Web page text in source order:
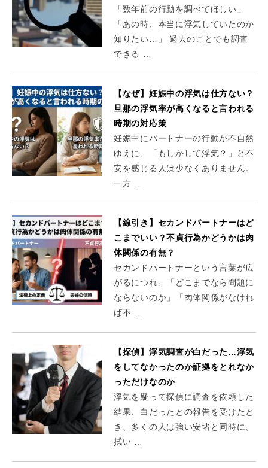
「数年前の行動を調べてほしい」
「あの時、本当に浮気していたのか
知りたい…」 過去のことでも調査
できる …
【なぜ】妊娠中の浮気は仕方ない？
旦那の浮気率が高くなると言われる
時期の対応策
妊娠中にパートナーの行動が不自然
ゆえに、「もしかして浮気？」と不
安を感じる人は少なくありません。
一方 …
【線引き】セカンドパートナーはど
こまでいい？不貞行為かどうかは肉
体関係の有無？
セカンドパートナーという言葉が広
がるにつれ、「どこまでなら問題に
ならないのか」「肉体関係がなけれ
ば不 …
【探偵】浮気調査が白だった…浮気
をしてなかったのか証拠をとれなか
っただけなのか
浮気を疑って探偵に調査を依頼した
結果、白だったとの報告を受けたと
き、多くの人は強い安堵と同時に、
拭い …